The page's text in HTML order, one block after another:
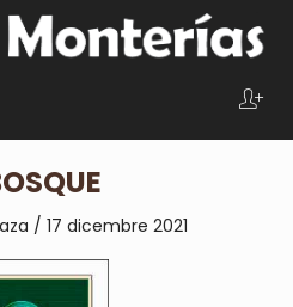
/ 17 dicembre 2021